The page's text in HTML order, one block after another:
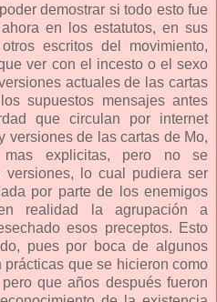
demostrar si todo esto fue
en los estatutos, en sus
escritos del movimiento,
ver con el incesto o el sexo
actuales de las cartas
supuestos mensajes antes
que circulan por internet
versiones de las cartas de Mo,
mas explicitas, pero no se
lo cual pudiera ser
por parte de los enemigos
realidad la agrupación a
esos preceptos. Esto
pues por boca de algunos
prácticas que se hicieron como
que años después fueron